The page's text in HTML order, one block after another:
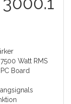
Watt RMS
Board